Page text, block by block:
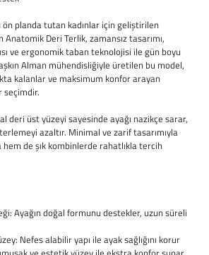
Büyük Beden
Crocs
Igor
Primigi
Dizlikler
El ve El Bilek
Kol Askısı
Kifidis Softstep
Kifidis Anatomik
K1992 Serisi
ön planda tutan kadınlar için geliştirilen
Anatomik Deri Terlik, zamansız tasarımı,
ve ergonomik taban teknolojisi ile gün boyu
Alman mühendisliğiyle üretilen bu model,
kalanlar ve maksimum konfor arayan
seçimdir.
deri üst yüzeyi sayesinde ayağı nazikçe sarar,
azaltır. Minimal ve zarif tasarımıyla
hem de şık kombinlerde rahatlıkla tercih
Ayağın doğal formunu destekler, uzun süreli
Nefes alabilir yapı ile ayak sağlığını korur